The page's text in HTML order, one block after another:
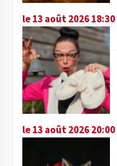
le 13 août 2026 18:30
le 13 août 2026 20:00